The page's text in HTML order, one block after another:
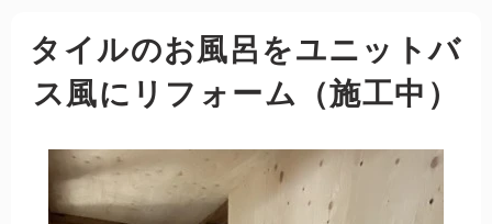
タイルのお風呂をユニットバ
ス風にリフォーム（施工中）